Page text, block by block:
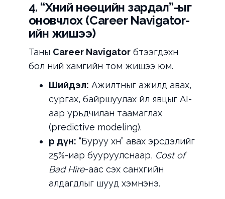
4. “Хүний нөөцийн зардал”-ыг
оновчлох (Career Navigator-
ийн жишээ)
Таны Career Navigatorбүтээгдэхүүн
бол үүний хамгийн том жишээ юм.
Шийдэл: Ажилтныг ажилд авах,
сургах, байршуулах үйл явцыг AI-
аар урьдчилан таамаглах
(predictive modeling).
Үр дүн: “Буруу хүн” авах эрсдэлийг
25%-иар бууруулснаар, Cost of
Bad Hire-аас үүсэх санхүүгийн
алдагдлыг шууд хэмнэнэ.